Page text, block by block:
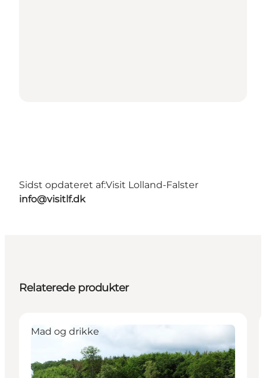
Sidst opdateret af:Visit Lolland-Falster
info@visitlf.dk
Relaterede produkter
Mad og drikke